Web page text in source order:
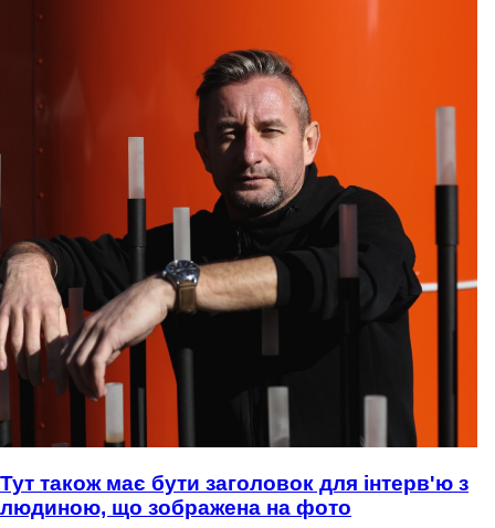
Тут також має бути заголовок для інтерв'ю з
людиною, що зображена на фото